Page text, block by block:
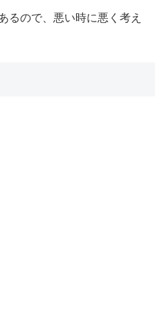
るので、悪い時に悪く考え